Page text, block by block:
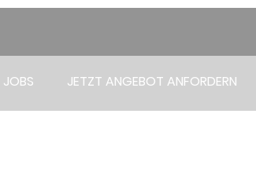
JOBS JETZT ANGEBOT ANFORDERN